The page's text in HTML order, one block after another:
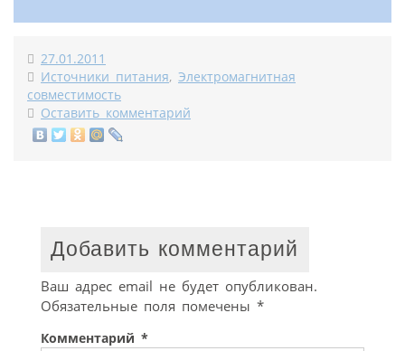
27.01.2011
Источники питания, Электромагнитная
совместимость
Оставить комментарий
Добавить комментарий
Ваш адрес email не будет опубликован.
Обязательные поля помечены *
Комментарий *